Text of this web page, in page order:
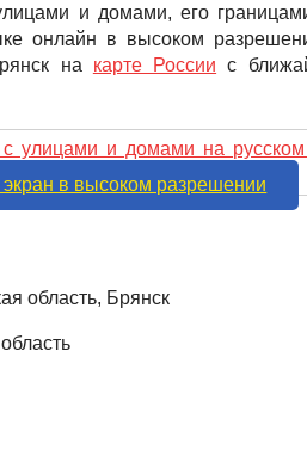
и домами, его
онлайн в высоком
на карте России с
в высоком разрешении
область, Брянск